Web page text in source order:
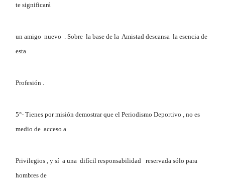
te significará
un amigo nuevo . Sobre la base de la Amistad descansa la esencia de
esta
Profesión .
5°- Tienes por misión demostrar que el Periodismo Deportivo , no es
medio de acceso a
Privilegios , y sí a una difícil responsabilidad reservada sólo para
hombres de